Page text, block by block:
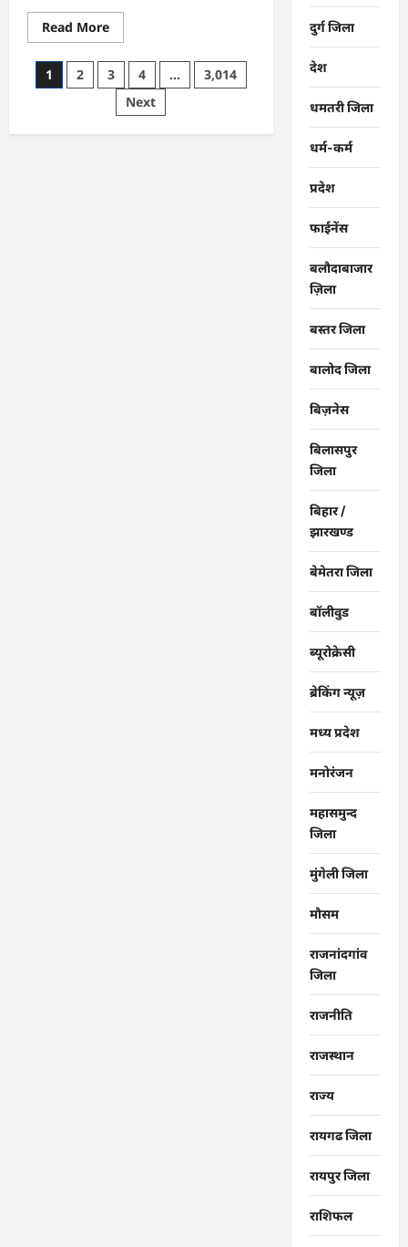
Read MoreRead
more
CG
:
समाज
एकजुटता
Posts
1 2 3 4 …
3,014
Next
दुर्ग जिला
देश
धमतरी जिला
धर्म-कर्म
प्रदेश
फाईनेंस
बलौदाबाजार
ज़िला
बस्तर जिला
बालोद जिला
बिज़नेस
बिलासपुर
जिला
बिहार /
झारखण्ड
बेमेतरा जिला
बॉलीवुड
ब्यूरोक्रेसी
ब्रेकिंग न्यूज़
मध्य प्रदेश
मनोरंजन
महासमुन्द
जिला
मुंगेली जिला
मौसम
राजनांदगांव
जिला
राजनीति
राजस्थान
राज्‍य
रायगढ जिला
रायपुर जिला
राशिफल